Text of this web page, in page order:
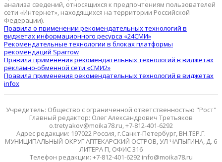
анализа сведений, относящихся к предпочтениям пользователей
сети «Интернет», находящихся на территории Российской
Федерации).
Правила о применении рекомендательных технологий в
виджетах информационного ресурса «24СМИ»
Рекомендательные технологии в блоках платформы
рекомендаций Sparrow
Правила применения рекомендательных технологий в виджетах
рекламно-обменной сети «СМИ2»
Правила применения рекомендательных технологий в виджетах
infox
Учредитель: Общество с ограниченной ответственностью "Рост"
Главный редактор: Олег Александрович Третьяков
o.tretyakov@moika78.ru, +7-812-401-6292
Адрес редакции: 197022 Россия, г.Санкт-Петербург, ВН.ТЕР.Г.
МУНИЦИПАЛЬНЫЙ ОКРУГ АПТЕКАРСКИЙ ОСТРОВ, УЛ ЧАПЫГИНА, Д. 6
ЛИТЕРА П, ОФИС 316
Телефон редакции: +7-812-401-6292 info@moika78.ru